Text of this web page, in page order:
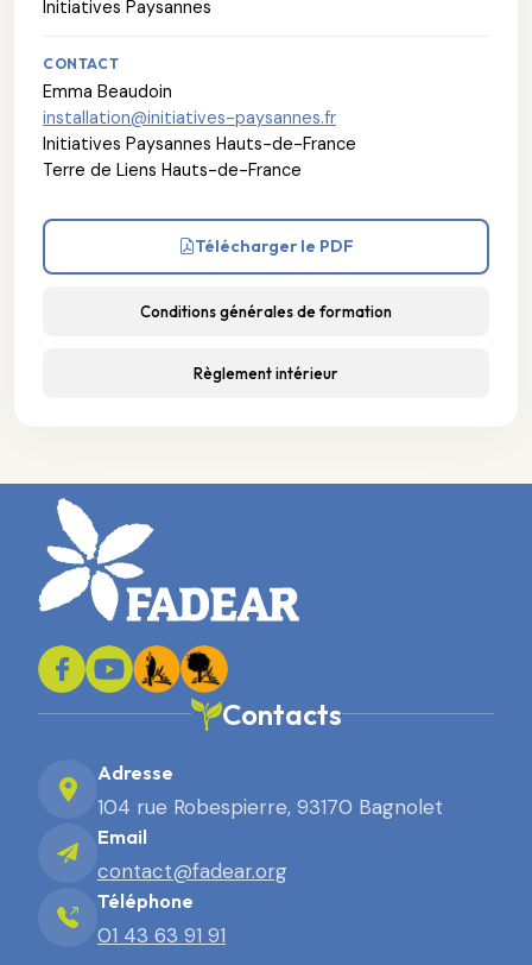
Initiatives Paysannes
CONTACT
Emma Beaudoin
installation@initiatives-paysannes.fr
Initiatives Paysannes Hauts-de-France
Terre de Liens Hauts-de-France
Télécharger le PDF
Conditions générales de formation
Règlement intérieur
Contacts
Adresse
104 rue Robespierre, 93170 Bagnolet
Email
contact@fadear.org
Téléphone
01 43 63 91 91